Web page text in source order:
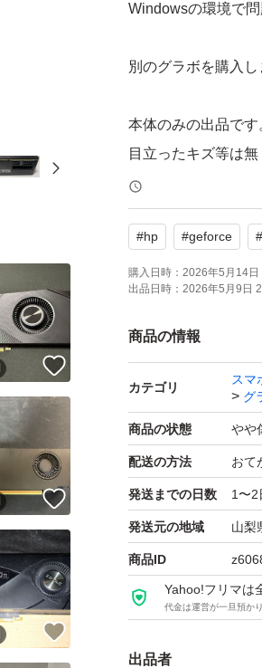
Windowsの環境で問
別のグラボを購入し
本体のみの出品です
目立ったキズ等は無
#hp #geforce #
購入日時： 2026年5月14日
出品日時： 2026年5月9日
商品の情報
カテゴリ
スマ
グ
商品の状態 やや
配送の方法 おて
発送までの日数 1〜2
発送元の地域 山梨
商品ID
Yahoo!フリマは
代金は運営が一旦預か
出品者